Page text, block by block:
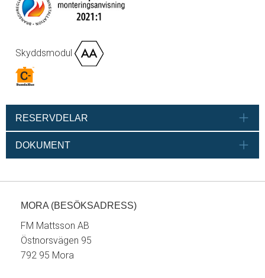
Skyddsmodul
RESERVDELAR
DOKUMENT
MORA (BESÖKSADRESS)
FM Mattsson AB
Östnorsvägen 95
792 95 Mora